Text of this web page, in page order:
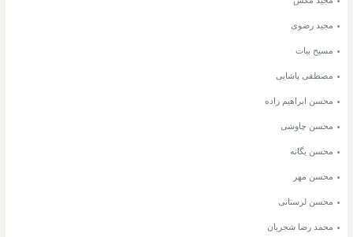
مجید رضوی
مسیح بیات
مصطفی پاشایی
محسن ابراهیم زاده
محسن چاوشی
محسن یگانه
محسن مهر
محسن لرستانی
محمد رضا شجریان